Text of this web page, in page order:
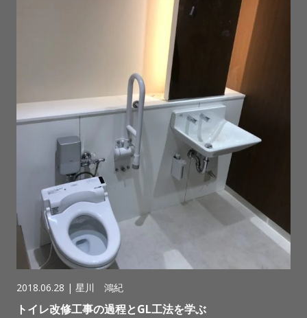
2018.06.28 | 星川 鴻紀
トイレ改修工事の過程とGL工法を学ぶ